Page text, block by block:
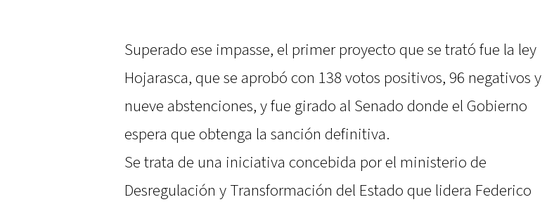
Superado ese impasse, el primer proyecto que se trató fue la ley
Hojarasca, que se aprobó con 138 votos positivos, 96 negativos y
nueve abstenciones, y fue girado al Senado donde el Gobierno
espera que obtenga la sanción definitiva.
Se trata de una iniciativa concebida por el ministerio de
Desregulación y Transformación del Estado que lidera Federico